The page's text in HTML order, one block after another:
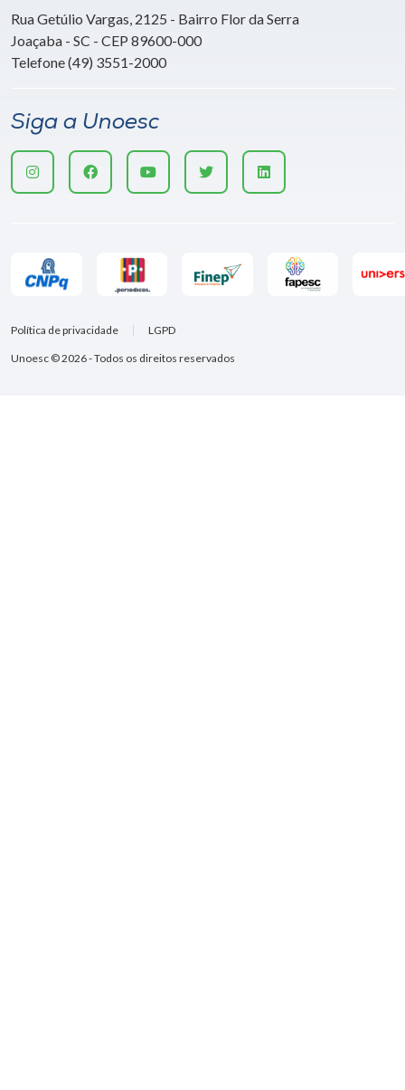
Rua Getúlio Vargas, 2125 - Bairro Flor da Serra
Joaçaba - SC - CEP 89600-000
Telefone (49) 3551-2000
Siga a Unoesc
Unoesc © 2026 - Todos os direitos reservados
Política de privacidade LGPD